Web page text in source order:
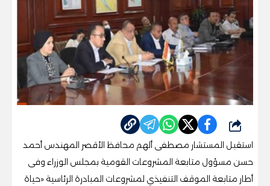
شارك
استقبل المستشار مصطفى ألهم محافظ الأقصر المهندس أحمد
حسن مسؤول متابعة المشروعات القومية بمجلس الوزراء وفى
أطار متابعة الموقف التنفيذي لمشروعات المبادرة الرئاسية «حياة